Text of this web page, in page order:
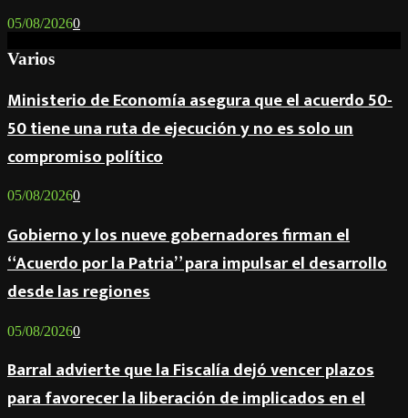
05/08/20260
Varios
Ministerio de Economía asegura que el acuerdo 50-
50 tiene una ruta de ejecución y no es solo un
compromiso político
05/08/20260
Gobierno y los nueve gobernadores firman el
“Acuerdo por la Patria” para impulsar el desarrollo
desde las regiones
05/08/20260
Barral advierte que la Fiscalía dejó vencer plazos
para favorecer la liberación de implicados en el